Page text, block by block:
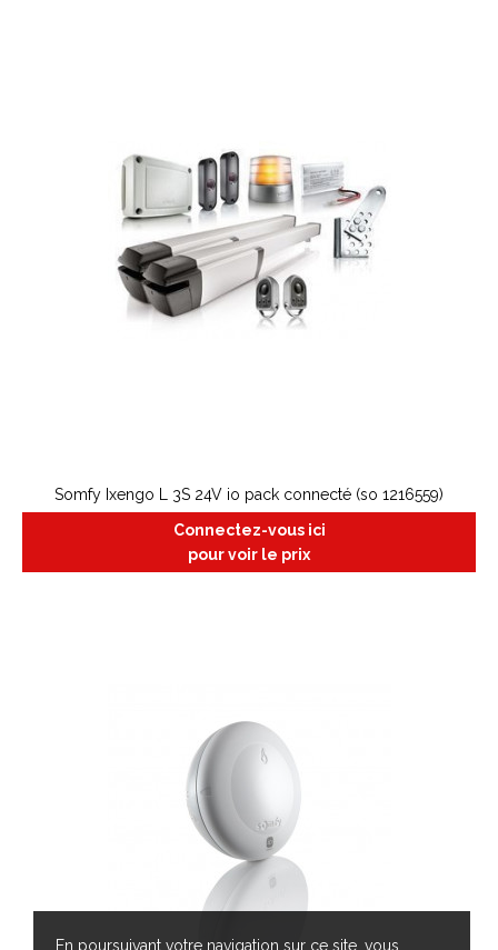
En poursuivant votre navigation sur ce site, vous
Somfy Ixengo L 3S 24V io pack connecté (so 1216559)
Connectez-vous ici
pour voir le prix